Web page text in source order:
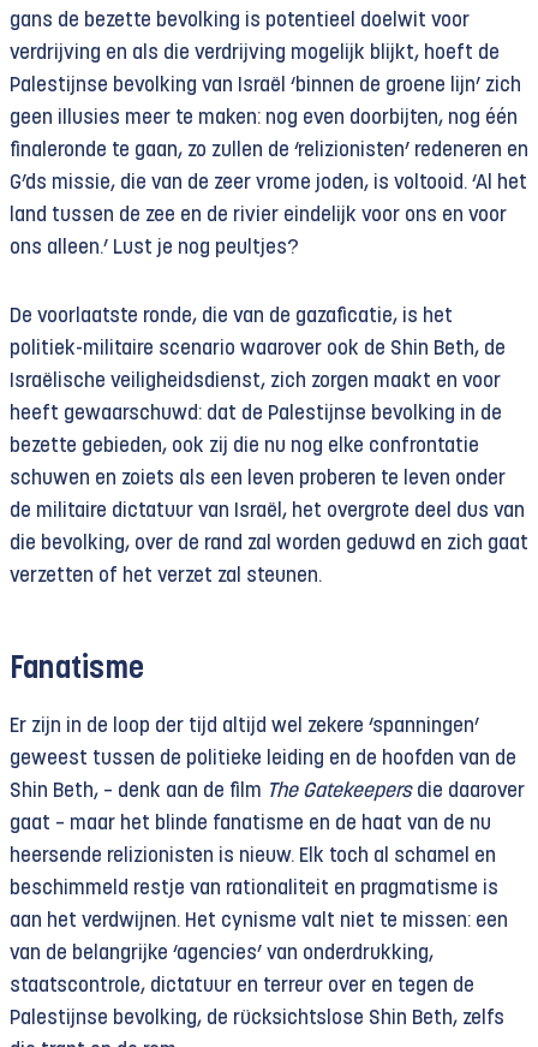
gans de bezette bevolking is potentieel doelwit voor
verdrijving en als die verdrijving mogelijk blijkt, hoeft de
Palestijnse bevolking van Israël ‘binnen de groene lijn’ zich
geen illusies meer te maken: nog even doorbijten, nog één
finaleronde te gaan, zo zullen de ‘relizionisten’ redeneren en
G’ds missie, die van de zeer vrome joden, is voltooid. ‘Al het
land tussen de zee en de rivier eindelijk voor ons en voor
ons alleen.’ Lust je nog peultjes?
De voorlaatste ronde, die van de gazaficatie, is het
politiek-militaire scenario waarover ook de Shin Beth, de
Israëlische veiligheidsdienst, zich zorgen maakt en voor
heeft gewaarschuwd: dat de Palestijnse bevolking in de
bezette gebieden, ook zij die nu nog elke confrontatie
schuwen en zoiets als een leven proberen te leven onder
de militaire dictatuur van Israël, het overgrote deel dus van
die bevolking, over de rand zal worden geduwd en zich gaat
verzetten of het verzet zal steunen.
Fanatisme
Er zijn in de loop der tijd altijd wel zekere ‘spanningen’
geweest tussen de politieke leiding en de hoofden van de
Shin Beth, – denk aan de film The Gatekeepers die daarover
gaat – maar het blinde fanatisme en de haat van de nu
heersende relizionisten is nieuw. Elk toch al schamel en
beschimmeld restje van rationaliteit en pragmatisme is
aan het verdwijnen. Het cynisme valt niet te missen: een
van de belangrijke ‘agencies’ van onderdrukking,
staatscontrole, dictatuur en terreur over en tegen de
Palestijnse bevolking, de rücksichtslose Shin Beth, zelfs